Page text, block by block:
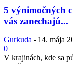
5 výnimočných
vás zanechajú...
Gurkuda - 14. mája
0
V krajinách, kde sa